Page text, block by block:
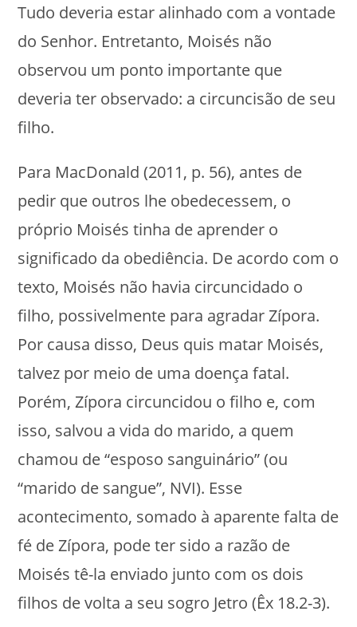
Tudo deveria estar alinhado com a vontade
do Senhor. Entretanto, Moisés não
observou um ponto importante que
deveria ter observado: a circuncisão de seu
filho.
Para MacDonald (2011, p. 56), antes de
pedir que outros lhe obedecessem, o
próprio Moisés tinha de aprender o
significado da obediência. De acordo com o
texto, Moisés não havia circuncidado o
filho, possivelmente para agradar Zípora.
Por causa disso, Deus quis matar Moisés,
talvez por meio de uma doença fatal.
Porém, Zípora circuncidou o filho e, com
isso, salvou a vida do marido, a quem
chamou de “esposo sanguinário” (ou
“marido de sangue”, NVI). Esse
acontecimento, somado à aparente falta de
fé de Zípora, pode ter sido a razão de
Moisés tê-la enviado junto com os dois
filhos de volta a seu sogro Jetro (Êx 18.2-3).